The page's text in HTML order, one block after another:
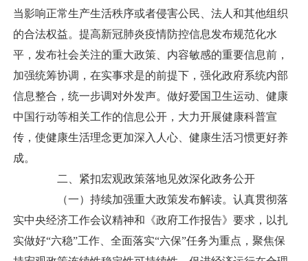
当影响正常生产生活秩序或者侵害公民、法人和其他组织
的合法权益。提高新冠肺炎疫情防控信息发布规范化水
平，发布社会关注的重大政策、内容敏感的重要信息前，
加强统筹协调，在实事求是的前提下，强化政府系统内部
信息整合，统一步调对外发声。做好爱国卫生运动、健康
中国行动等相关工作的信息公开，大力开展健康科普宣
传，使健康生活理念更加深入人心、健康生活习惯更好养
成。
二、紧扣宏观政策落地见效深化政务公开
（一）持续加强重大政策发布解读。认真贯彻落
实中央经济工作会议精神和《政府工作报告》要求，以扎
实做好“六稳”工作、全面落实“六保”任务为重点，聚焦保